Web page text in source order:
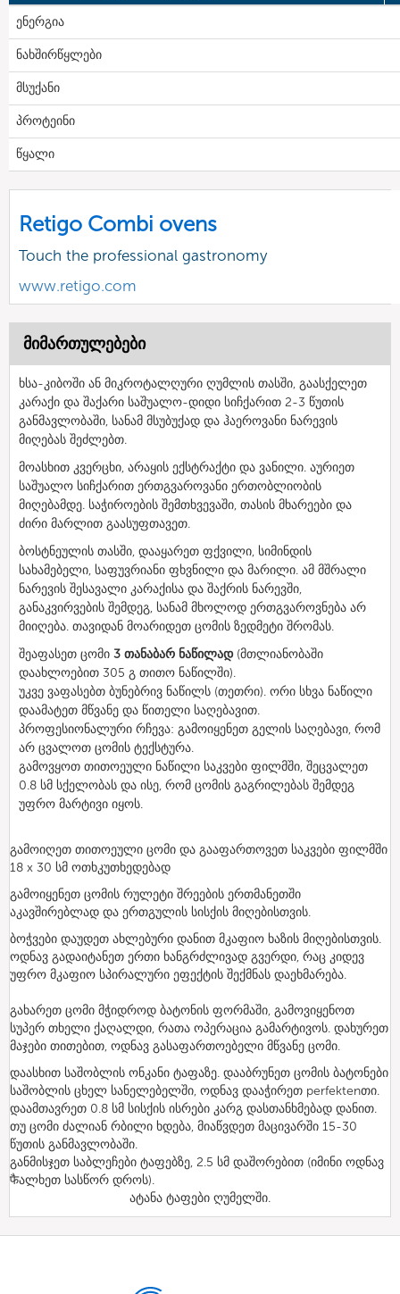
ენერგია
ნახშირწყლები
მსუქანი
პროტეინი
წყალი
Retigo Combi ovens
Touch the professional gastronomy
www.retigo.com
მიმართულებები
ხსა-კიბოში ან მიკროტალღური ღუმლის თასში, გაასქელეთ
კარაქი და შაქარი საშუალო-დიდი სიჩქარით 2-3 წუთის
განმავლობაში, სანამ მსუბუქად და ჰაეროვანი ნარევის
მიღებას შეძლებთ.
მოასხით კვერცხი, არაყის ექსტრაქტი და ვანილი. აურიეთ
საშუალო სიჩქარით ერთგვაროვანი ერთობლიობის
მიღებამდე. საჭიროების შემთხვევაში, თასის მხარეები და
ძირი მარლით გაასუფთავეთ.
ბოსტნეულის თასში, დააყარეთ ფქვილი, სიმინდის
სახამებელი, საფუვრიანი ფხვნილი და მარილი. ამ მშრალი
ნარევის შესავალი კარაქისა და შაქრის ნარევში,
განაკვირვების შემდეგ, სანამ მხოლოდ ერთგვაროვნება არ
მიიღება. თავიდან მოარიდეთ ცომის ზედმეტი შრომას.
შეაფასეთ ცომი 3 თანაბარ ნაწილად(მთლიანობაში
დაახლოებით 305 გ თითო ნაწილში).
უკვე ვაფასებთ ბუნებრივ ნაწილს (თეთრი). ორი სხვა ნაწილი
დაამატეთ მწვანე და წითელი საღებავით.
პროფესიონალური რჩევა: გამოიყენეთ გელის საღებავი, რომ
არ ცვალოთ ცომის ტექსტურა.
გამოვყოთ თითოეული ნაწილი საკვები ფილმში, შეცვალეთ
0.8 სმ სქელობას და ისე, რომ ცომის გაგრილებას შემდეგ
უფრო მარტივი იყოს.
გამოიღეთ თითოეული ცომი და გააფართოვეთ საკვები ფილმში
18 x 30 სმ ოთხკუთხედებად
გამოიყენეთ ცომის რულეტი შრეების ერთმანეთში
აკავშირებლად და ერთგულის სისქის მიღებისთვის.
ბოჭვები დაუდეთ ახლებური დანით მკაფიო ხაზის მიღებისთვის.
ოდნავ გადაიტანეთ ერთი ხანგრძლივად გვერდი, რაც კიდევ
უფრო მკაფიო სპირალური ეფექტის შექმნას დაეხმარება.
გახარეთ ცომი მჭიდროდ ბატონის ფორმაში, გამოვიყენოთ
სუპერ თხელი ქაღალდი, რათა ოპერაცია გამარტივოს. დახურეთ
მაჯები თითებით, ოდნავ გასაფართოებელი მწვანე ცომი.
დაასხით საშობლის ონკანი ტაფაზე. დააბრუნეთ ცომის ბატონები
საშობლის ცხელ სანელებელში, ოდნავ დააჭირეთ perfektenთი.
დაამთავრეთ 0.8 სმ სისქის ისრები კარგ დასთანხმებად დანით.
თუ ცომი ძალიან რბილი ხდება, მიაწვდეთ მაცივარში 15-30
წუთის განმავლობაში.
განმისჯეთ საბლეჩები ტაფებზე, 2.5 სმ დაშორებით (იმინი ოდნავ
फैალხეთ სასწორ დროს).
ატანა ტაფები ღუმელში.